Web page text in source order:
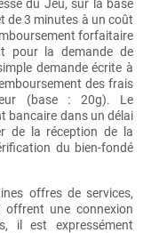
du Jeu, sur la base
de 3 minutes à un coût
forfaitaire
pour la demande de
demande écrite à
des frais
(base : 20g). Le
bancaire dans un délai
de la réception de la
du bien-fondé
offres de services,
une connexion
il est expressément